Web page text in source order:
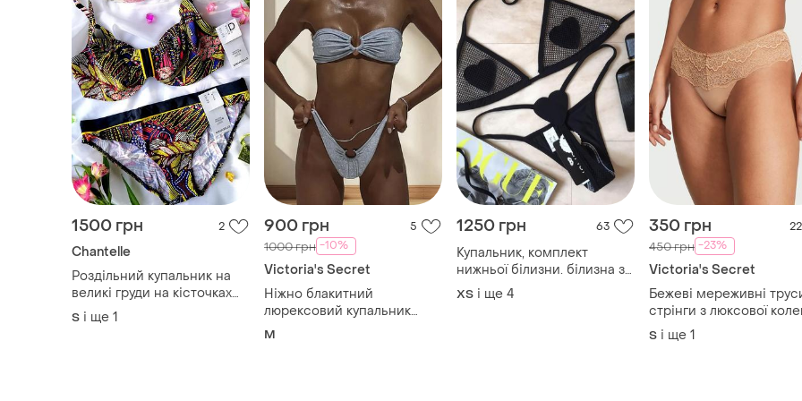
1500 грн 2
Chantelle
Роздільний купальник на
великі груди на кісточках
chantelle ethnic 80d/m,
75e/s
S і ще 1
900 грн 5
1000 грн -10%
Victoria's Secret
Ніжно блакитний
люрексовий купальник
розмір на м
M
1250 грн 63
Купальник, комплект
нижньої білизни. білизна з
сіткою , білизна зі с
рингами , купальник
ХS і ще 4
350 грн 22
450 грн -23%
Victoria's Secret
Бежеві мереживні
стрінги з люксової
dream angels victoria's
secret вікторія сікрет
S і ще 1